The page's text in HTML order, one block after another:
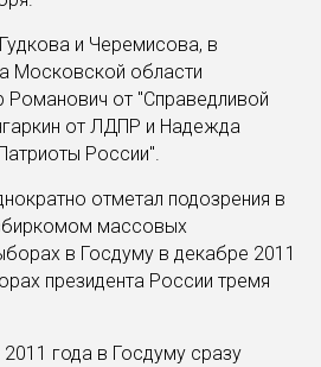
и Черемисова, в
Московской области
Романович от "Справедливой
от ЛДПР и Надежда
России".
отметал подозрения в
массовых
в Госдуму в декабре 2011
президента России тремя
года в Госдуму сразу